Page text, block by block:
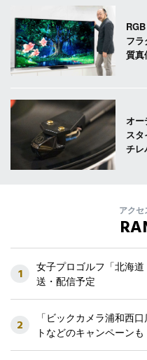
フ
質真
オー
ス
チレ
アク
1
女子プロゴルフ「北海
送・配信予定
2
「ビックカメラ浦和西
トなどのキャンペーンも